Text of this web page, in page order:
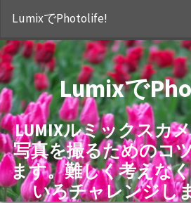
LumixでPhotolife!
Lumixで
LUMIXルミックスカ
写真を撮るためのコ
ます。難しく考えな
いろチャレンジし